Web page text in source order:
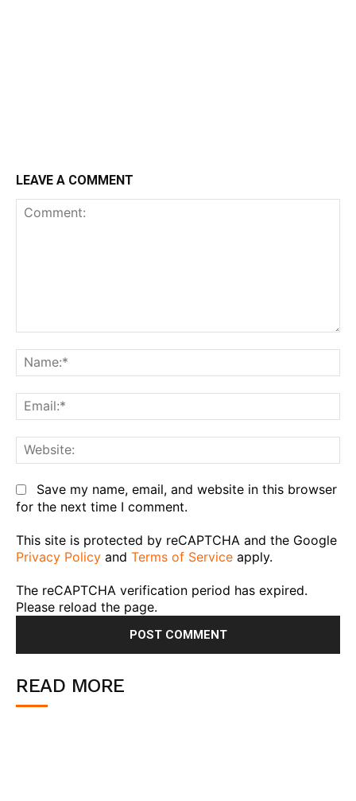
LEAVE A COMMENT
Save my name, email, and website in this browser
for the next time I comment.
This site is protected by reCAPTCHA and the Google
Privacy Policy and Terms of Service apply.
The reCAPTCHA verification period has expired.
Please reload the page.
READ MORE